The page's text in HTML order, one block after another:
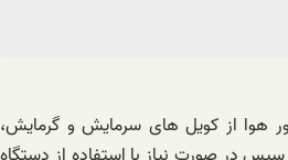
هوا از کویل های سرمایش و گرمایش،